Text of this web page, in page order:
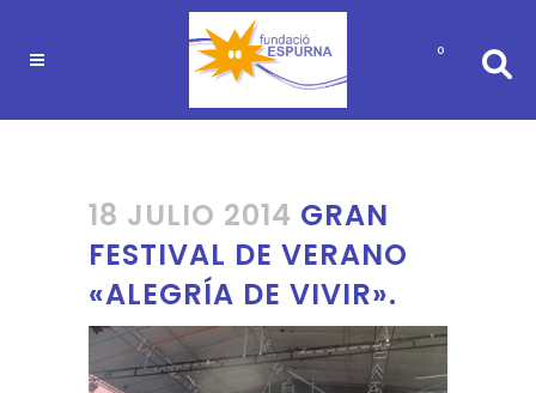
0
18 JULIO 2014 GRAN
FESTIVAL DE VERANO
«ALEGRÍA DE VIVIR».